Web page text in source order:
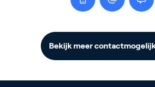
Bekijk meer